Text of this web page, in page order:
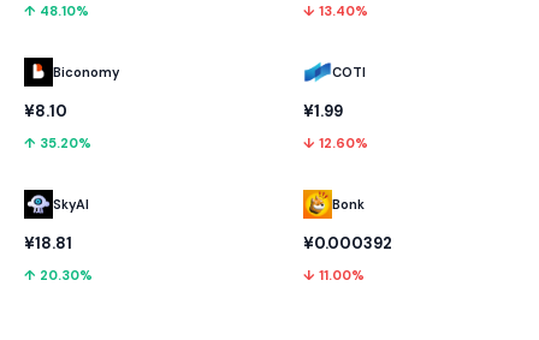
↑ 48.10%
Biconomy
¥8.10
↑ 35.20%
SkyAI
¥18.81
↑ 20.30%
↓ 13.40%
COTI
¥1.99
↓ 12.60%
Bonk
¥0.000392
↓ 11.00%